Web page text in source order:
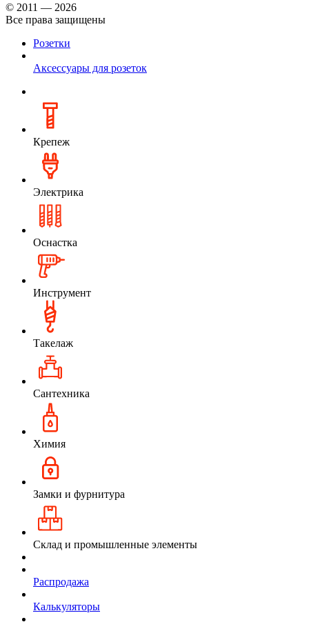
© 2011 — 2026
Все права защищены
Розетки
Аксессуары для розеток
Крепеж
Электрика
Оснастка
Инструмент
Такелаж
Сантехника
Химия
Замки и фурнитура
Склад и промышленные элементы
Распродажа
Калькуляторы